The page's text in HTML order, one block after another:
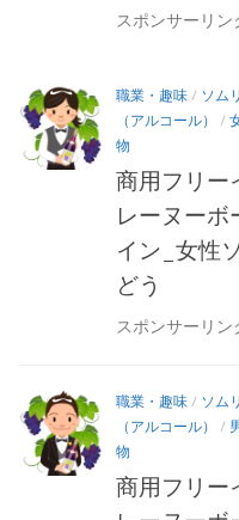
スポンサーリン
職業・趣味 / ソム
（アルコール）
/
物
商用フリー
レーヌーボ
イン_女性
どう
スポンサーリン
職業・趣味 / ソム
（アルコール）
/
物
商用フリー